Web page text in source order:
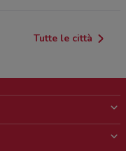
Tutte le città